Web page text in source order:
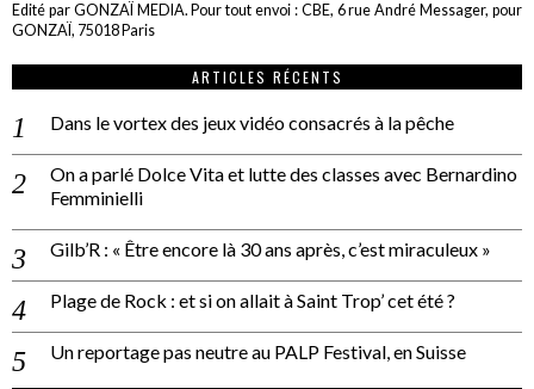
Edité par GONZAÏ MEDIA. Pour tout envoi : CBE, 6 rue André Messager, pour
GONZAÏ, 75018 Paris
ARTICLES RÉCENTS
Dans le vortex des jeux vidéo consacrés à la pêche
On a parlé Dolce Vita et lutte des classes avec Bernardino
Femminielli
Gilb’R : « Être encore là 30 ans après, c’est miraculeux »
Plage de Rock : et si on allait à Saint Trop’ cet été ?
Un reportage pas neutre au PALP Festival, en Suisse